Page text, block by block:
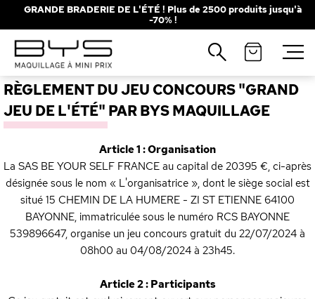
GRANDE BRADERIE DE L'ÉTÉ ! Plus de 2500 produits jusqu'à
-70% !
RÈGLEMENT DU JEU CONCOURS "GRAND
JEU DE L'ÉTÉ" PAR BYS MAQUILLAGE
Article 1 : Organisation
La SAS BE YOUR SELF FRANCE au capital de 20395 €, ci-après
désignée sous le nom « L'organisatrice », dont le siège social est
situé 15 CHEMIN DE LA HUMERE - ZI ST ETIENNE 64100
BAYONNE, immatriculée sous le numéro RCS BAYONNE
539896647, organise un jeu concours gratuit du 22/07/2024 à
08h00 au 04/08/2024 à 23h45.
Article 2 : Participants
Fermer
Recherches populaires
Mascara
Solaire
Blush
Rouge à Lèvres